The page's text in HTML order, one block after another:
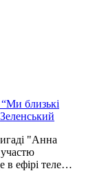
“Ми близькі
"Анна
в ефірі теле…